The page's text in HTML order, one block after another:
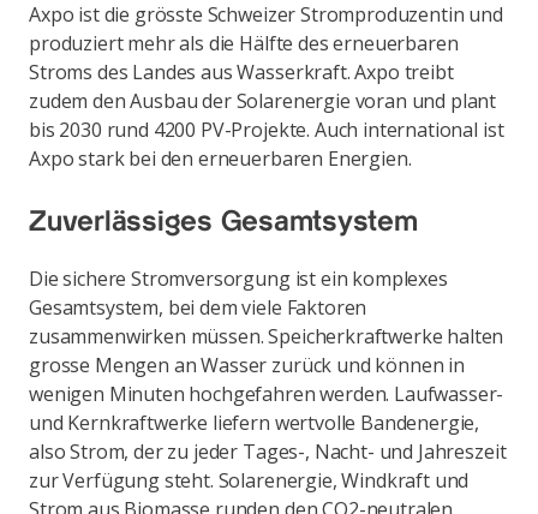
Axpo ist die grösste Schweizer Stromproduzentin und
produziert mehr als die Hälfte des erneuerbaren
Stroms des Landes aus Wasserkraft. Axpo treibt
zudem den Ausbau der Solarenergie voran und plant
bis 2030 rund 4200 PV-Projekte. Auch international ist
Axpo stark bei den erneuerbaren Energien.
Zuverlässiges Gesamtsystem
Die sichere Stromversorgung ist ein komplexes
Gesamtsystem, bei dem viele Faktoren
zusammenwirken müssen. Speicherkraftwerke halten
grosse Mengen an Wasser zurück und können in
wenigen Minuten hochgefahren werden. Laufwasser-
und Kernkraftwerke liefern wertvolle Bandenergie,
also Strom, der zu jeder Tages-, Nacht- und Jahreszeit
zur Verfügung steht. Solarenergie, Windkraft und